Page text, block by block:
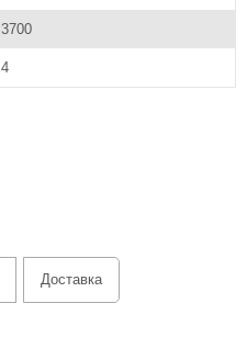
3700
4
Доставка